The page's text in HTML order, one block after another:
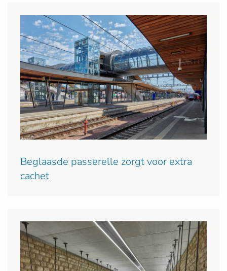
Beglaasde passerelle zorgt voor extra
cachet